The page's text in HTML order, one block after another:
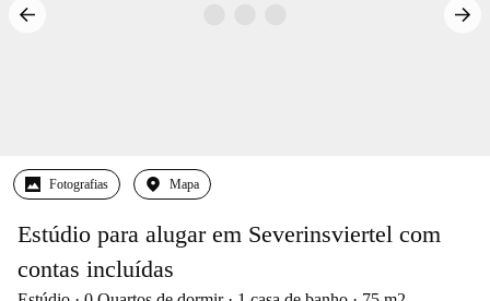
Fotografias Mapa
Estúdio para alugar em Severinsviertel com
contas incluídas